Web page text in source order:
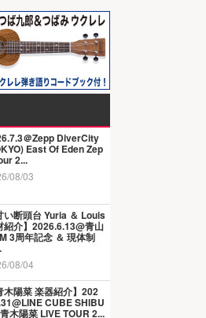
＠Zepp DiverCity
East Of Eden Zep
2...
08/03
い断頭台 Yuria ＆ Louis
紹介】2026.6.13@青山
3周年記念 ＆ 現体制
08/04
木陽菜 楽器紹介】202
CUBE SHIBU
木陽菜 LIVE TOUR 2...